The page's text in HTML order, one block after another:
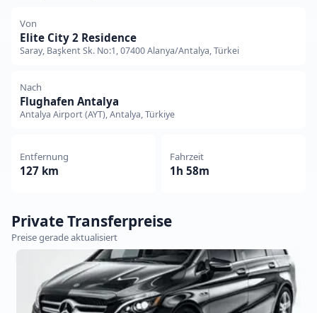
Von
Elite City 2 Residence
Saray, Başkent Sk. No:1, 07400 Alanya/Antalya, Türkei
Nach
Flughafen Antalya
Antalya Airport (AYT), Antalya, Türkiye
Entfernung
127 km
Fahrzeit
1h 58m
Private Transferpreise
Preise gerade aktualisiert